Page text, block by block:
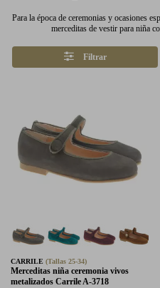
Para la época de ceremonias y ocasiones
merceditas de vestir para niña
Filtrar
CARRILE (Tallas 25-34)
Merceditas niña ceremonia vivos
metalizados Carrile A-3718